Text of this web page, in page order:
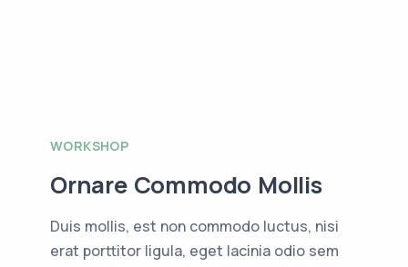
WORKSHOP
Ornare Commodo Mollis
Duis mollis, est non commodo luctus, nisi
erat porttitor ligula, eget lacinia odio sem